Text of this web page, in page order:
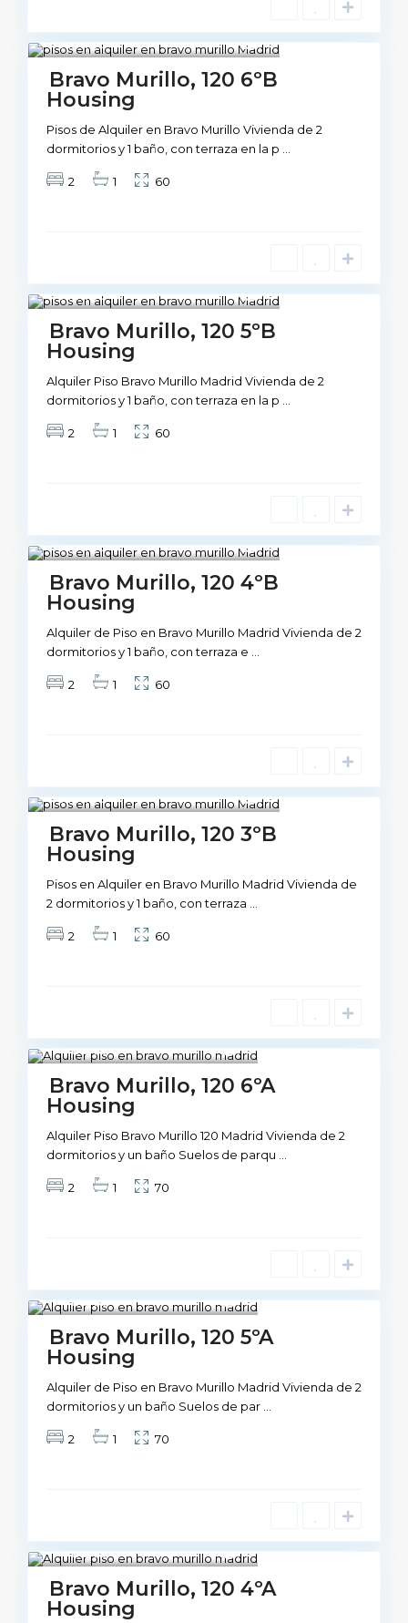
1
Madrid
Not Available
Bravo Murillo, 120 6ºB
Housing
Pisos de Alquiler en Bravo Murillo Vivienda de 2
dormitorios y 1 baño, con terraza en la p
2 1 60
1
Madrid
Not Available
Bravo Murillo, 120 5ºB
Housing
Alquiler Piso Bravo Murillo Madrid Vivienda de 2
dormitorios y 1 baño, con terraza en la p
2 1 60
1
Madrid
VIviendas Not Available
Bravo Murillo, 120 4ºB
Housing
Alquiler de Piso en Bravo Murillo Madrid Vivienda de 2
dormitorios y 1 baño, con terraza e
2 1 60
1
Madrid
VIviendas Not Available
Bravo Murillo, 120 3ºB
Housing
Pisos en Alquiler en Bravo Murillo Madrid Vivienda de
2 dormitorios y 1 baño, con terraza
2 1 60
1
Madrid
Not Available
Bravo Murillo, 120 6ºA
Housing
Alquiler Piso Bravo Murillo 120 Madrid Vivienda de 2
dormitorios y un baño Suelos de parqu
2 1 70
1
Madrid
Not Available
Bravo Murillo, 120 5ºA
Housing
Alquiler de Piso en Bravo Murillo Madrid Vivienda de 2
dormitorios y un baño Suelos de par
2 1 70
1
Madrid
Not Available
Bravo Murillo, 120 4ºA
Housing